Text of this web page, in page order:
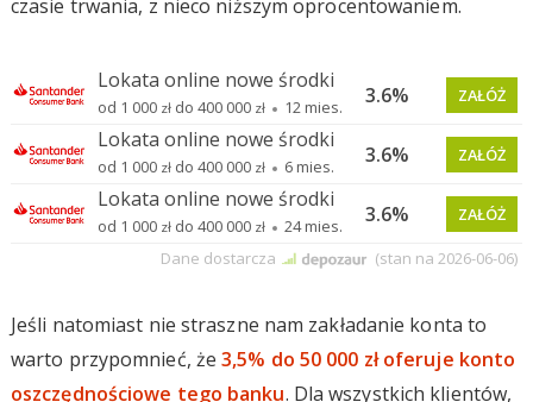
czasie trwania, z nieco niższym oprocentowaniem.
Jeśli natomiast nie straszne nam zakładanie konta to
warto przypomnieć, że3,5% do 50 000 zł oferuje konto
oszczędnościowe tego banku. Dla wszystkich klientów,